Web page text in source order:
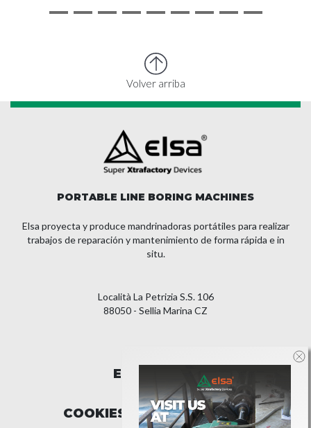
Volver arriba
PORTABLE LINE BORING MACHINES
Elsa proyecta y produce mandrinadoras portátiles para realizar
trabajos de reparación y mantenimiento de forma rápida e in
situ.
Località La Petrizia S.S. 106
88050 - Sellia Marina CZ
EMPRESA
COOKIES Y PRIVACIDAD